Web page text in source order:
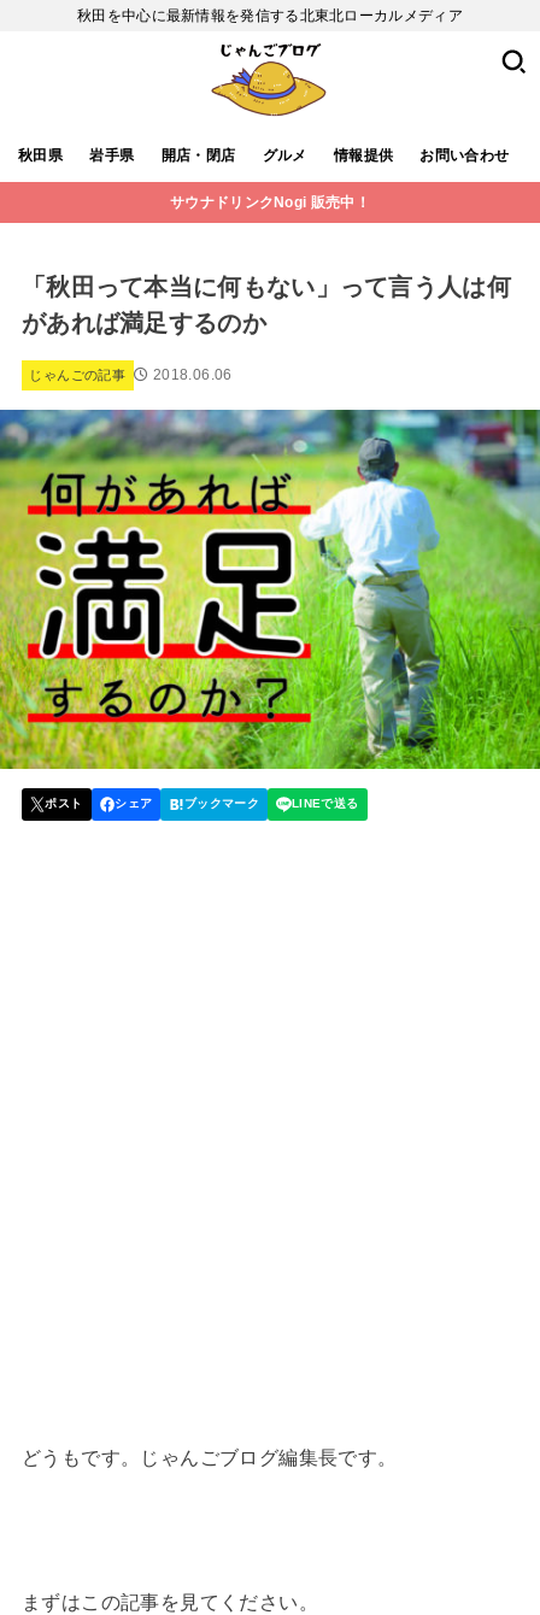
秋田を中心に最新情報を発信する北東北ローカルメディア
秋田県 岩手県 開店・閉店 グルメ 情報提供 お問い合わせ
サウナドリンクNogi 販売中！
「秋田って本当に何もない」って言う人は何
があれば満足するのか
じゃんごの記事 2018.06.06
どうもです。じゃんごブログ編集長です。
まずはこの記事を見てください。